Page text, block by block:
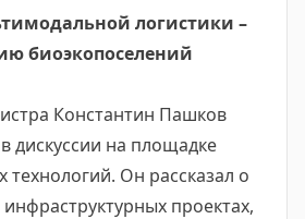
логистики –
биоэкопоселений
Константин Пашков
дискуссии на площадке
Он рассказал о
проектах,